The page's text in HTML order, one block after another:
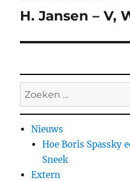
navigatie
H. Jansen – V,
Zoeken
naar:
Nieuws
Hoe Boris Spassky
Sneek
Extern